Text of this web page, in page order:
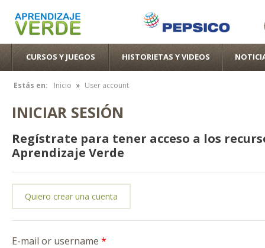
CURSOS Y JUEGOS HISTORIETAS Y VIDEOS
Estás en:
Se encuentra usted aquí
Inicio » User account
INICIAR SESIÓN
Regístrate para tener acceso a los
Aprendizaje Verde
Quiero crear una cuenta
E-mail or username *